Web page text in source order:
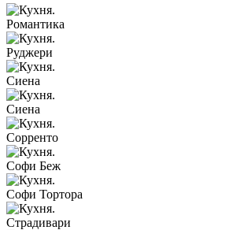
Романтика
Руджери
Сиена
Сиена
Сорренто
Софи Беж
Софи Тортора
Страдивари